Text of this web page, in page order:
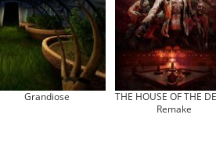
Grandiose
THE HOUSE OF THE
Remake